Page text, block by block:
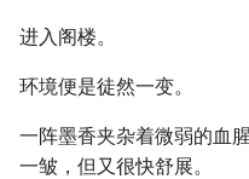
进入阁楼。
环境便是徒然一变。
一阵墨香夹杂着微弱的血
一皱，但又很快舒展。